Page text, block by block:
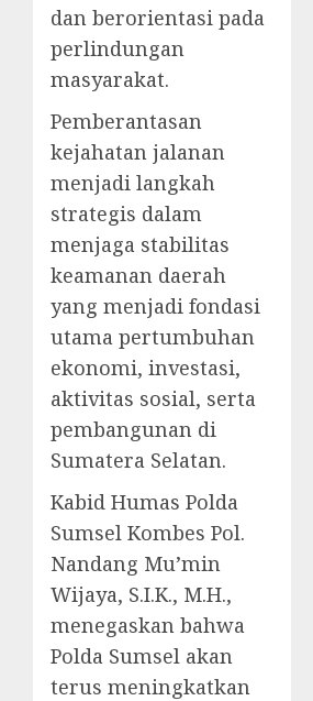
dan berorientasi pada
perlindungan
masyarakat.
Pemberantasan
kejahatan jalanan
menjadi langkah
strategis dalam
menjaga stabilitas
keamanan daerah
yang menjadi fondasi
utama pertumbuhan
ekonomi, investasi,
aktivitas sosial, serta
pembangunan di
Sumatera Selatan.
Kabid Humas Polda
Sumsel Kombes Pol.
Nandang Mu’min
Wijaya, S.I.K., M.H.,
menegaskan bahwa
Polda Sumsel akan
terus meningkatkan